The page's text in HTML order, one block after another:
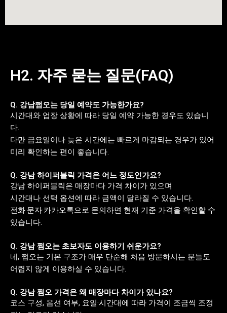
H2. 자주 묻는 질문(FAQ)
Q. 강남쩜오는 당일 예약도 가능한가요?
시간대와 업장 상황에 따라 당일 예약 가능한 경우도 있습니
다.
다만 금요일이나 늦은 시간에는 빠르게 마감되는 경우가 있어
미리 확인하는 편이 좋습니다.
Q. 강남 하이퍼블릭 가격은 어느 정도인가요?
강남 하이퍼블릭은 매장마다 가격 차이가 있으며
시간대나 선택 옵션에 따라 금액이 달라질 수 있습니다.
전화·문자·카카오톡으로 문의하면 현재 기준 가격을 확인할 수
있습니다.
Q. 강남 쩜오는 초보자도 이용하기 쉬운가요?
네, 쩜오는 기본 구조가 매우 단순해 처음 방문하시는 분들도
어렵지 않게 이용하실 수 있습니다.
Q. 강남 쩜오 가격은 왜 매장마다 차이가 있나요?
코스 구성, 옵션 여부, 요일·시간대에 따라 가격이 조금씩 조정